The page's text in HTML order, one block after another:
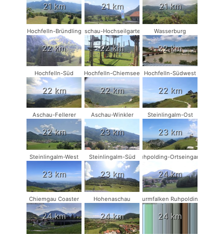
21 km 21 km 21 km
Hochfelln-Bründling
22 km
Aschau-Hochseilgarten
22 km
Wasserburg
22 km
Hochfelln-Süd
22 km
Hochfelln-Chiemsee
22 km
Hochfelln-Südwest
22 km
Aschau-Fellerer
22 km
Aschau-Winkler
23 km
Steinlingalm-Ost
23 km
Steinlingalm-West
23 km
Steinlingalm-Süd
23 km
Ruhpolding-Ortseingang
24 km
Chiemgau Coaster
24 km
Hohenaschau
24 km
Turmfalken Ruhpolding
24 km